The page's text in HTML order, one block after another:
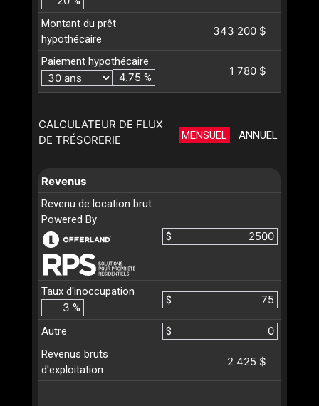
Montant du prêt
hypothécaire
343 200 $
Paiement hypothécaire
%
1 780 $
CALCULATEUR DE FLUX
DE TRÉSORERIE
MENSUEL ANNUEL
Revenus
Revenu de location brut
Powered By
$
Taux d'inoccupation
%
$
Autre
$
Revenus bruts
d'exploitation
2 425 $